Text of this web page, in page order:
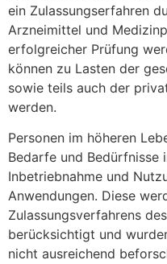
ein Zulassungserfahren
Arzneimittel und
erfolgreicher Prüfung
können zu Lasten der
sowie teils auch der
werden.
Personen im höheren
Bedarfe und Bedürfnisse
Inbetriebnahme und
Anwendungen. Diese
Zulassungsverfahrens
berücksichtigt und
nicht ausreichend